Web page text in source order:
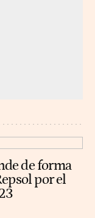
de forma
por el